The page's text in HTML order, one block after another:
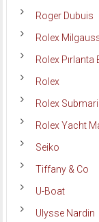
Roger Dubuis
Rolex
Rolex Pırlanta
Rolex
Rolex
Rolex Yacht
Seiko
Tiffany & Co
U-Boat
Ulysse Nardin